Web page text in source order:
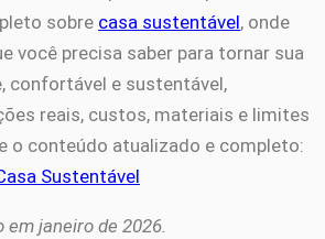
sobre casa sustentável, onde
você precisa saber para tornar sua
confortável e sustentável,
reais, custos, materiais e limites
o conteúdo atualizado e completo:
Sustentável
janeiro de 2026.